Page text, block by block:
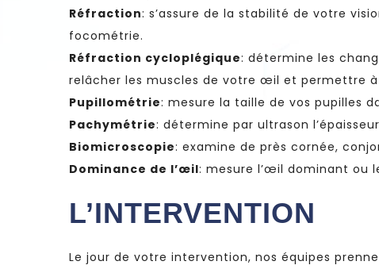
Réfraction: s’assure de la stabilité de votre
focométrie.
Réfraction cycloplégique: détermine les
relâcher les muscles de votre œil et permettre à
Pupillométrie: mesure la taille de vos pupilles
Pachymétrie: détermine par ultrason
Biomicroscopie: examine de près cornée,
Dominance de l’œil: mesure l’œil dominant ou
L’INTERVENTION
Le jour de votre intervention, nos équipes